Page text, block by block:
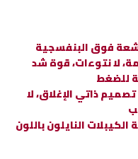
فوق البنفسجية
لا نتوءات، قوة شد
للضغط
ذاتي الإغلاق، لا
الكيبلات النايلون باللون